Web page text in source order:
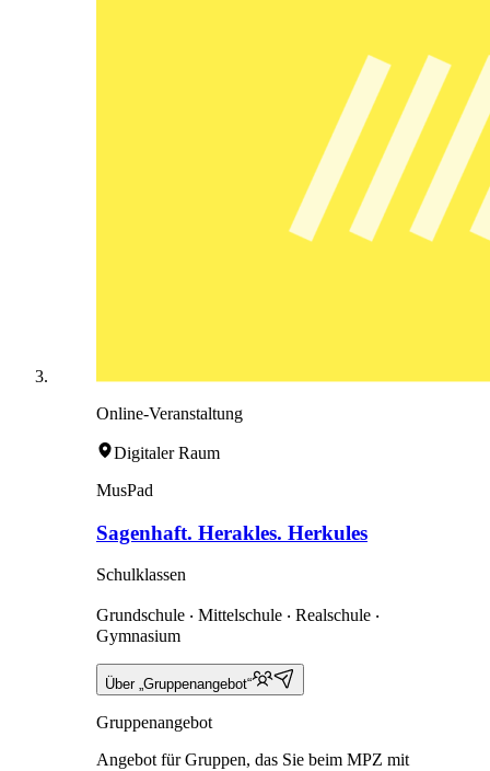
Online-Veranstaltung
Digitaler Raum
MusPad
Sagenhaft. Herakles. Herkules
Schulklassen
Grundschule ‧ Mittelschule ‧ Realschule ‧
Gymnasium
Über „Gruppenangebot“
Gruppenangebot
Angebot für Gruppen, das Sie beim MPZ mit